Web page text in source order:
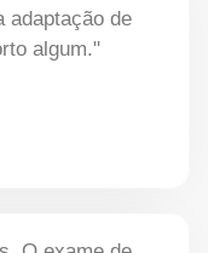
adaptação de
algum."